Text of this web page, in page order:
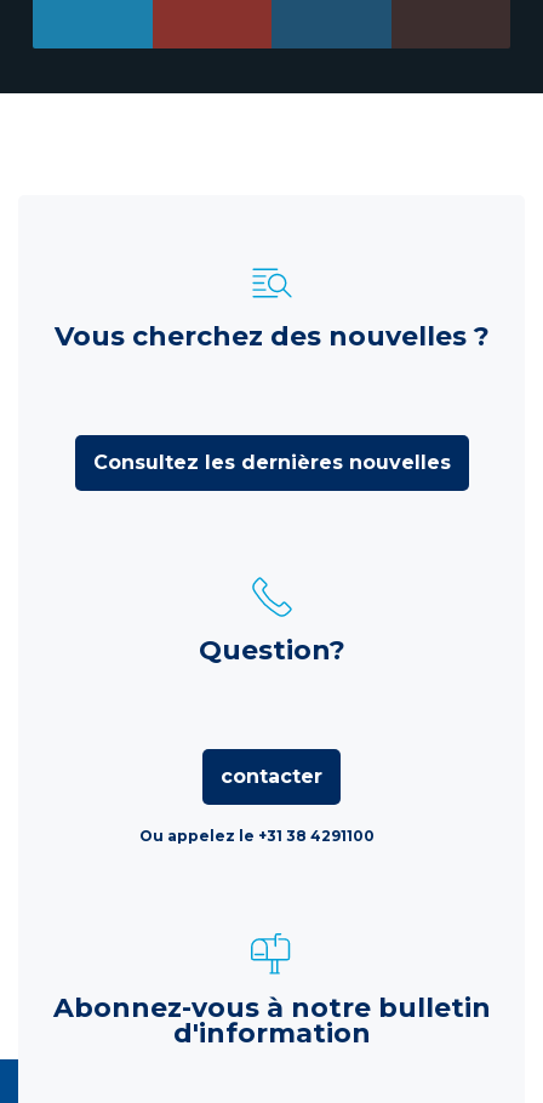
Vous cherchez des nouvelles ?
Consultez les dernières nouvelles
Question?
contacter
Ou appelez le +31 38 4291100
Abonnez-vous à notre bulletin
d'information